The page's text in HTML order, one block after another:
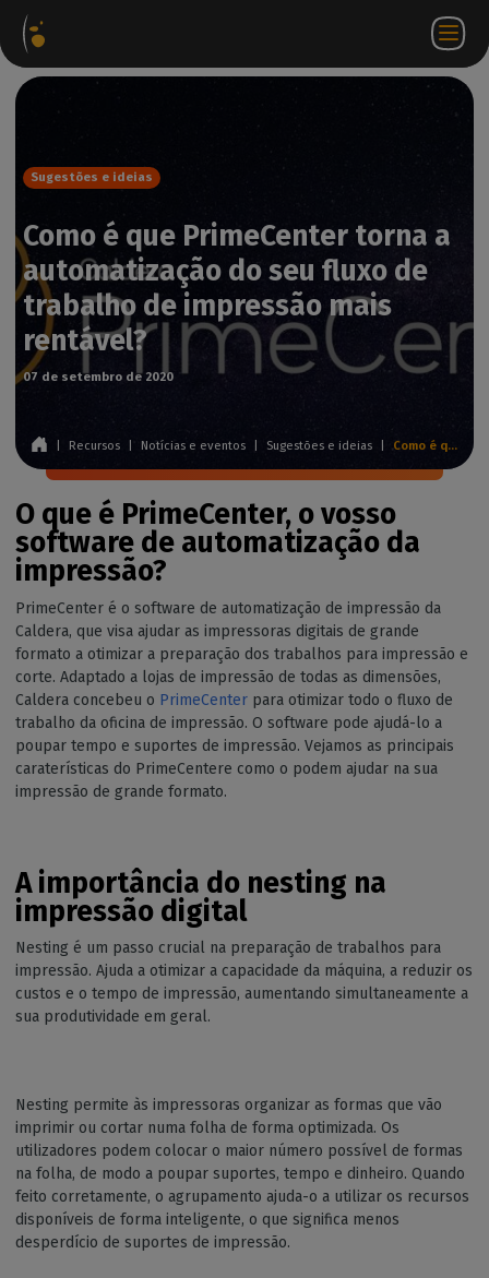
PT
Sugestões e ideias
Como é que PrimeCenter torna a
automatização do seu fluxo de
trabalho de impressão mais
rentável?
07 de setembro de 2020
Recursos Notícias e eventos Sugestões e ideias Como é que PrimeCenter torna a automatização do seu fluxo de trabalho de impressão mais rentável?
O que é PrimeCenter, o vosso
software de automatização da
impressão?
PrimeCenter é o software de automatização de impressão da
Caldera, que visa ajudar as impressoras digitais de grande
formato a otimizar a preparação dos trabalhos para impressão e
corte. Adaptado a lojas de impressão de todas as dimensões,
Caldera concebeu o PrimeCenter para otimizar todo o fluxo de
trabalho da oficina de impressão. O software pode ajudá-lo a
poupar tempo e suportes de impressão. Vejamos as principais
caraterísticas do PrimeCentere como o podem ajudar na sua
impressão de grande formato.
A importância do nesting na
impressão digital
Nesting é um passo crucial na preparação de trabalhos para
impressão. Ajuda a otimizar a capacidade da máquina, a reduzir os
custos e o tempo de impressão, aumentando simultaneamente a
sua produtividade em geral.
Nesting permite às impressoras organizar as formas que vão
imprimir ou cortar numa folha de forma optimizada. Os
utilizadores podem colocar o maior número possível de formas
na folha, de modo a poupar suportes, tempo e dinheiro. Quando
feito corretamente, o agrupamento ajuda-o a utilizar os recursos
disponíveis de forma inteligente, o que significa menos
desperdício de suportes de impressão.